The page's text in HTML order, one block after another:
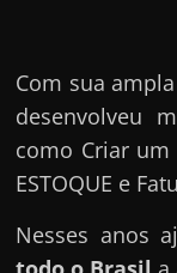
Com sua
desenvolveu
como Criar um
ESTOQUE e
Nesses anos